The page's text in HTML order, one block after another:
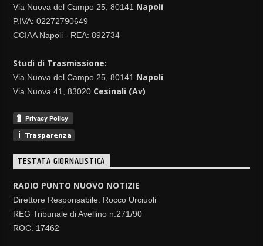
Via Nuova del Campo 25, 80141 Napoli
P.IVA: 02272790649
CCIAA Napoli - REA: 892734
Studi di Trasmissione:
Via Nuova del Campo 25, 80141 Napoli
Via Nuova 41, 83020 Cesinali (Av)
TESTATA GIORNALISTICA
RADIO PUNTO NUOVO NOTIZIE
Direttore Responsabile: Rocco Urciuoli
REG Tribunale di Avellino n.271/90
ROC: 17462